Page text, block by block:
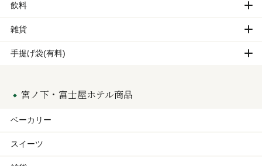
飲料
雑貨
手提げ袋(有料)
宮ノ下・富士屋ホテル商品
ベーカリー
スイーツ